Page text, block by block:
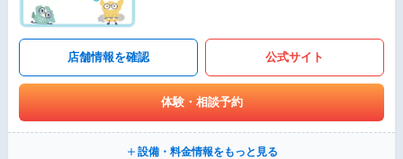
店舗情報を確認 公式サイト
体験・相談予約
設備・料金情報をもっと見る